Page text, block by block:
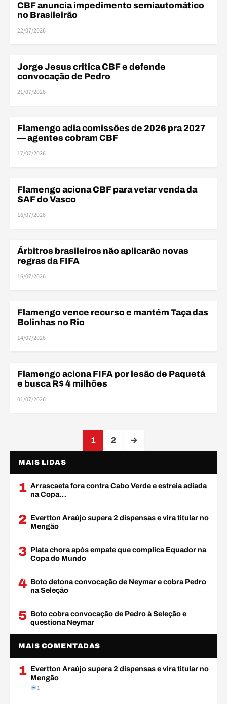
ARBITRAGEM
CBF anuncia impedimento semiautomático
no Brasileirão
22/07/2026
ELENCO
Jorge Jesus critica CBF e defende
convocação de Pedro
21/07/2026
FINANÇAS
Flamengo adia comissões de 2026 pra 2027
— agentes cobram CBF
17/07/2026
FINANÇAS
Flamengo aciona CBF para vetar venda da
SAF do Vasco
16/07/2026
ARBITRAGEM
Árbitros brasileiros não aplicarão novas
regras da FIFA
16/07/2026
ARBITRAGEM
Flamengo vence recurso e mantém Taça das
Bolinhas no Rio
14/07/2026
DESFALQUES
Flamengo aciona FIFA por lesão de Paquetá
e busca R$ 4 milhões
01/07/2026
Paginação de posts
1 2 →
MAIS LIDAS
1 Arrascaeta fora contra Cabo Verde e estreia adiada
na Copa…
2 Evertton Araújo supera 2 dispensas e vira titular no
Mengão
3 Plata chora após empate que complica Equador na
Copa do Mundo
4 Boto detona convocação de Neymar e cobra Pedro
na Seleção
5 Boto cobra convocação de Pedro à Seleção e
questiona Neymar
MAIS COMENTADAS
1 Evertton Araújo supera 2 dispensas e vira titular no
Mengão
1